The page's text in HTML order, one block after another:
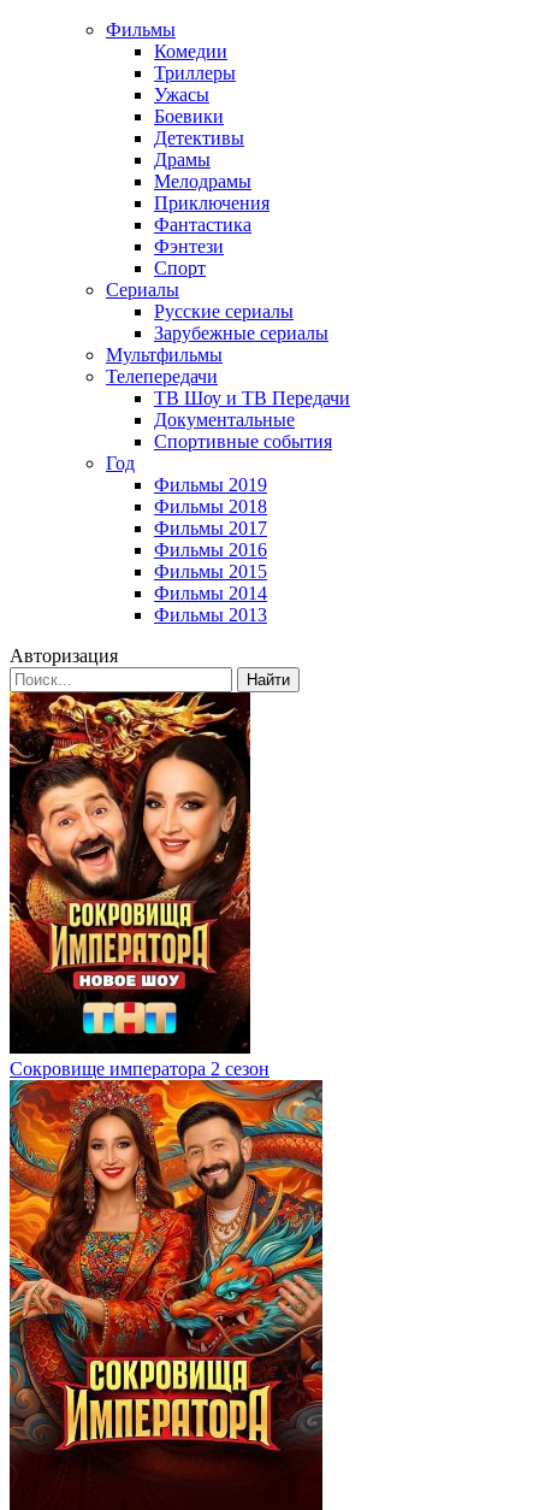
Фильмы
Комедии
Триллеры
Ужасы
Боевики
Детективы
Драмы
Мелодрамы
Приключения
Фантастика
Фэнтези
Спорт
Сериалы
Русские сериалы
Зарубежные сериалы
Мультфильмы
Телепередачи
ТВ Шоу и ТВ Передачи
Документальные
Спортивные события
Год
Фильмы 2019
Фильмы 2018
Фильмы 2017
Фильмы 2016
Фильмы 2015
Фильмы 2014
Фильмы 2013
Авторизация
Найти
Сокровище императора 2 сезон